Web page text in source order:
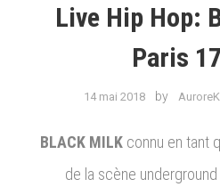
Live Hip Hop:
Paris
14 mai 2018 by AuroreK
BLACK MILKconnu en tant
de la scène underground